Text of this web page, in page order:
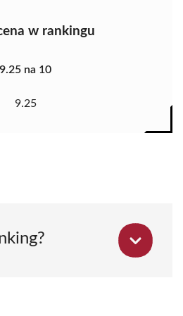
w rankingu
9.25 na 10
9.25